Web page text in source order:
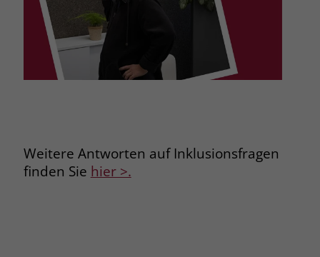
Weitere Antworten auf Inklusionsfragen
finden Sie hier >.
Informationen und wird von Facebook
nur platziert, um Daten an das
Unternehmen zurückzusenden.